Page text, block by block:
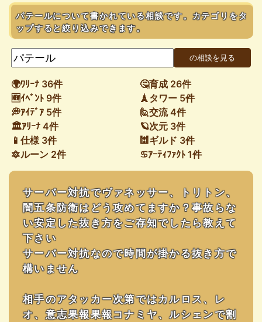
パテールについて書かれている相談です。カテゴリをタ
ップすると絞り込みできます。
🌍ﾜﾘｰﾅ 36件
🤔育成 26件
🆕ｲﾍﾞﾝﾄ 9件
🗼タワー 5件
💭ｱｲﾃﾞｱ 5件
🙋交流 4件
🏛ｱﾘｰﾅ 4件
🪐次元 3件
📱仕様 3件
🕍ギルド 3件
🔯ルーン 2件
♋ｱｰﾃｨﾌｧｸﾄ 1件
サーバー対抗でヴァネッサー、トリトン、
闇五条防衛はどう攻めてますか？事故らな
い安定した抜き方をご存知でしたら教えて
下さい
サーバー対抗なので時間が掛かる抜き方で
構いません
相手のアタッカー次第ではカルロス、レ
オ、意志果報果報コナミヤ、ルシェンで割